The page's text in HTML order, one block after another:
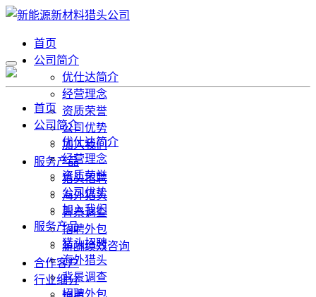
首页
公司简介
优仕达简介
经营理念
资质荣誉
公司优势
加入我们
服务产品
猎头招聘
海外猎头
背景调查
招聘外包
薪酬绩效咨询
合作客户
行业细分
首页
公司简介
优仕达简介
经营理念
资质荣誉
公司优势
加入我们
服务产品
猎头招聘
海外猎头
背景调查
招聘外包